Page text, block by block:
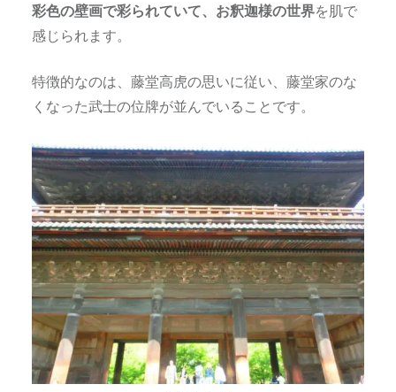
彩色の壁画で彩られていて、お釈迦様の世界を肌で
感じられます。
特徴的なのは、藤堂高虎の思いに従い、藤堂家のな
くなった武士の位牌が並んでいることです。